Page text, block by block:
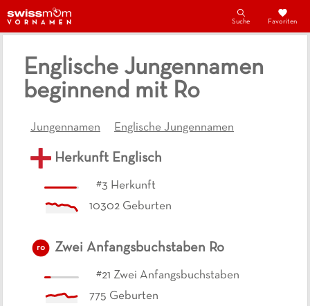
Suche Favoriten
Englische Jungennamen
beginnend mit Ro
Jungennamen Englische Jungennamen
Herkunft Englisch
#3 Herkunft
10302 Geburten
ro Zwei Anfangsbuchstaben Ro
#21 Zwei Anfangsbuchstaben
775 Geburten